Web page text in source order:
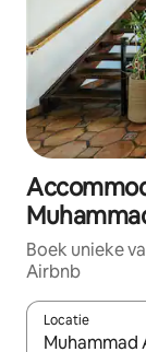
Boek unieke
Airbnb
Locatie
Wanneer er